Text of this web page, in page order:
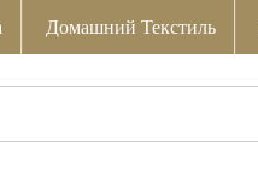
Домашний Текстиль